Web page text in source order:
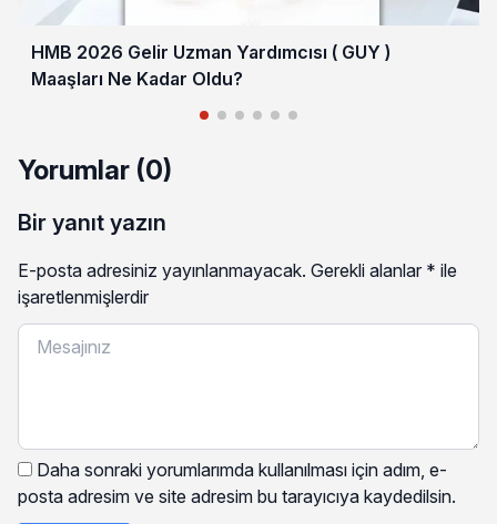
HMB 2026 Gelir Uzman Yardımcısı ( GUY )
Maaşları Ne Kadar Oldu?
Yorumlar (0)
Bir yanıt yazın
E-posta adresiniz yayınlanmayacak. Gerekli alanlar * ile
işaretlenmişlerdir
Daha sonraki yorumlarımda kullanılması için adım, e-
posta adresim ve site adresim bu tarayıcıya kaydedilsin.